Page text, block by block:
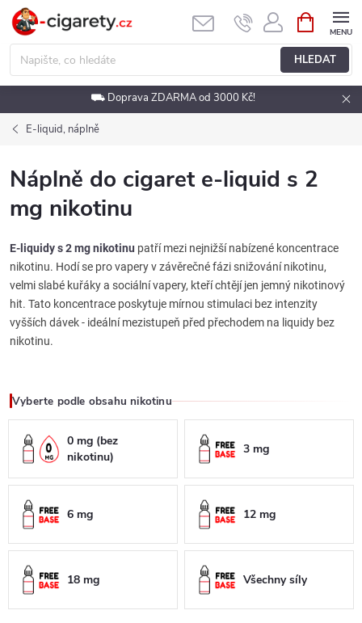
Přejít
obsah
HLEDAT
NÁKUPNÍ
KOŠÍK
⛟ Doprava ZDARMA od 3000 Kč!
E-liquid, náplně
Náplně do cigaret e-liquid s 2
mg nikotinu
E-liquidy s 2 mg nikotinu patří mezi nejnižší nabízené koncentrace
nikotinu. Hodí se pro vapery v závěrečné fázi snižování nikotinu,
velmi slabé kuřáky a sociální vapery, kteří chtějí jen jemný nikotinový
hit. Tato koncentrace poskytuje mírnou stimulaci bez intenzity
vyšších dávek - ideální mezistupeň před přechodem na liquidy bez
nikotinu.
Vyberte podle obsahu nikotinu
0 mg (bez
nikotinu)
3 mg
6 mg 12 mg
18 mg Všechny síly